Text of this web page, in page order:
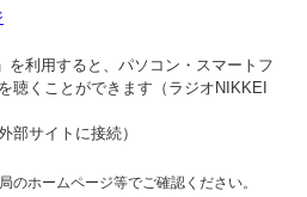
を利用すると、パソコン・スマートフ
聴くことができます（ラジオNIKKEI
外部サイトに接続）
のホームページ等でご確認ください。